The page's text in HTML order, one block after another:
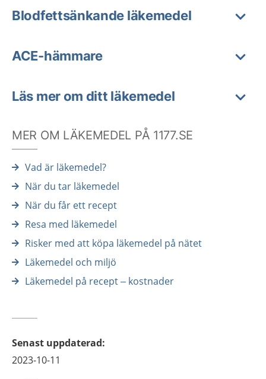
Blodfettsänkande läkemedel
ACE-hämmare
Läs mer om ditt läkemedel
MER OM LÄKEMEDEL PÅ 1177.SE
Vad är läkemedel?
När du tar läkemedel
När du får ett recept
Resa med läkemedel
Risker med att köpa läkemedel på nätet
Läkemedel och miljö
Läkemedel på recept – kostnader
Senast uppdaterad:
2023-10-11